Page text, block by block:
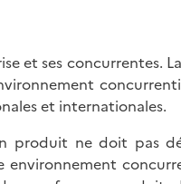
et ses
et internationales.
produit ne doit pas
environnement